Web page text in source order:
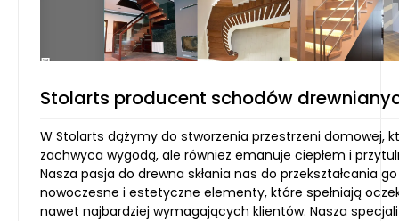
Stolarts producent schodów
W Stolarts dążymy do stworzenia przestrzeni domowej,
zachwyca wygodą, ale również emanuje ciepłem i
Nasza pasja do drewna skłania nas do przekształcania
nowoczesne i estetyczne elementy, które spełniają
nawet najbardziej wymagających klientów. Nasza